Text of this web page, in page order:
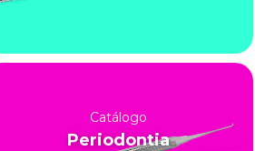
Catálogo
Periodontia